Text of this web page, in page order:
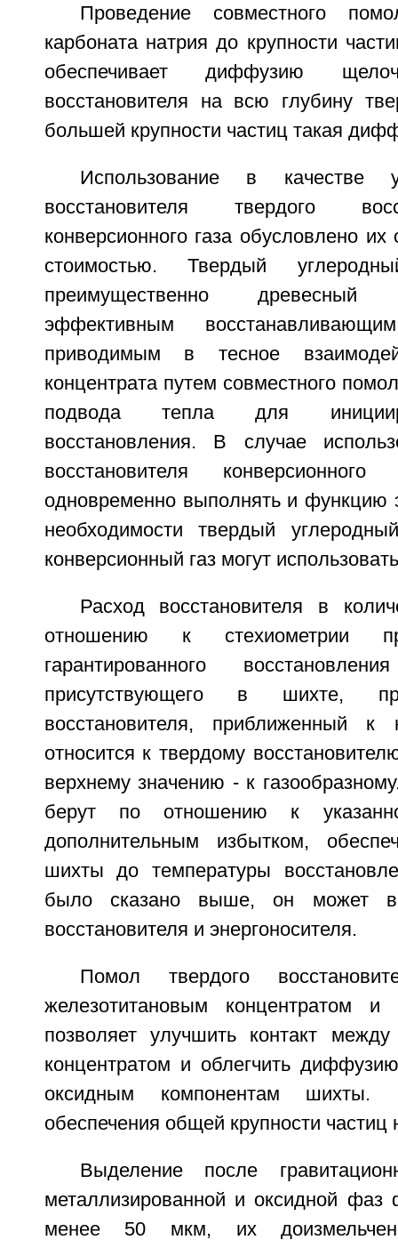
Проведение совместного
карбоната натрия до крупности
обеспечивает диффузию
восстановителя на всю глубину
большей крупности частиц такая
Использование в качестве
восстановителя твердого
конверсионного газа обусловлено их
стоимостью. Твердый
преимущественно
эффективным
приводимым в тесное
концентрата путем совместного
подвода тепла для
восстановления. В случае
восстановителя
одновременно выполнять и функцию
необходимости твердый
конверсионный газ могут
Расход восстановителя в
отношению к стехиометрии
гарантированного
присутствующего в шихте,
восстановителя, приближенный к
относится к твердому
верхнему значению - к
берут по отношению к
дополнительным избытком,
шихты до температуры
было сказано выше, он может
восстановителя и энергоносителя.
Помол твердого
железотитановым концентратом и
позволяет улучшить контакт
концентратом и облегчить
оксидным компонентам
обеспечения общей крупности
Выделение после
металлизированной и оксидной фаз
менее 50 мкм, их